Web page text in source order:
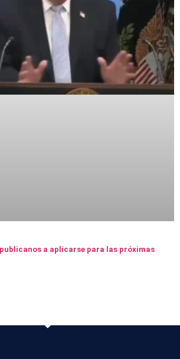
a aplicarse para las próximas